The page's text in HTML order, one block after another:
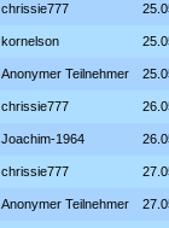
chrissie777
kornelson
Anonymer Teilnehmer
chrissie777
Joachim-1964
chrissie777
Anonymer Teilnehmer